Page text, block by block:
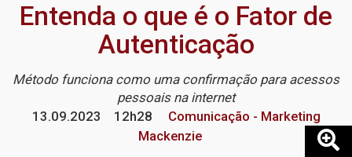
Entenda o que é o Fator de
Autenticação
Método funciona como uma confirmação para acessos
pessoais na internet
13.09.2023
12h28
Comunicação - Marketing
Mackenzie